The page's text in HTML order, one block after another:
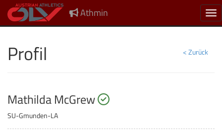
Athmin
< Zurück
Profil
Mathilda McGrew startberechtigt
SU-Gmunden-LA